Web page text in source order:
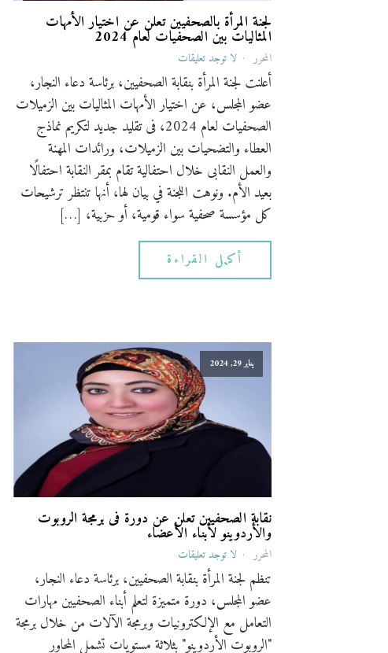
لجنة المرأة بالصحفيين تعلن عن اختيار الأمهات
المثاليات بين الصحفيات لعام 2024
المحرر لا توجد تعليقات
أعلنت لجنة المرأة بنقابة الصحفيين، برئاسة دعاء النجار،
عضو المجلس، عن اختيار الأمهات المثاليات بين الزميلات
الصحفيات لعام 2024، فى تقليد جديد لتكريم نماذج
العطاء والتضحيات بين الزميلات، ورائدات المهنة
والعمل النقابى خلال احتفالية تقام بمقر النقابة احتفالًا
بعيد الأم. ونوهت اللجنة في بيان لها، أنها تنتظر ترشيحات
كل مؤسسة صحفية سواء قومية، أو حزبية، […]
أكمل القراءة
يناير 29, 2024
نقابة الصحفيين تعلن عن دورة فى برمجة الروبوت
والأردوينو لأبناء الأعضاء
المحرر لا توجد تعليقات
تنظم لجنة المرأة بنقابة الصحفيين، برئاسة دعاء النجار،
عضو المجلس، دورة متميزة لتعلم أبناء الصحفيين مهارات
التعامل مع الإلكترونيات وبرمجة الآلات من خلال برمجة
"الروبوت الأردوينو" بثلاثة مستويات تشمل المحاور